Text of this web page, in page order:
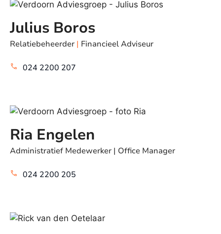
Julius Boros
Relatiebeheerder | Financieel Adviseur
024 2200 207
Ria Engelen
Administratief Medewerker | Office Manager
024 2200 205